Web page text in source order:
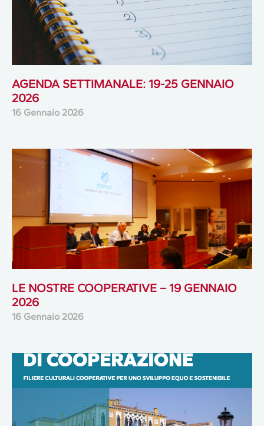
AGENDA SETTIMANALE: 19-25 GENNAIO
2026
16 Gennaio 2026
LE NOSTRE COOPERATIVE – 19 GENNAIO
2026
16 Gennaio 2026